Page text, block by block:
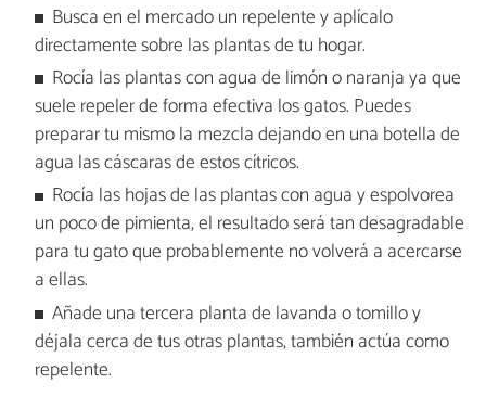
Busca en el mercado un repelente y aplícalo
directamente sobre las plantas de tu hogar.
Rocía las plantas con agua de limón o naranja ya que
suele repeler de forma efectiva los gatos. Puedes
preparar tu mismo la mezcla dejando en una botella de
agua las cáscaras de estos cítricos.
Rocía las hojas de las plantas con agua y espolvorea
un poco de pimienta, el resultado será tan desagradable
para tu gato que probablemente no volverá a acercarse
a ellas.
Añade una tercera planta de lavanda o tomillo y
déjala cerca de tus otras plantas, también actúa como
repelente.